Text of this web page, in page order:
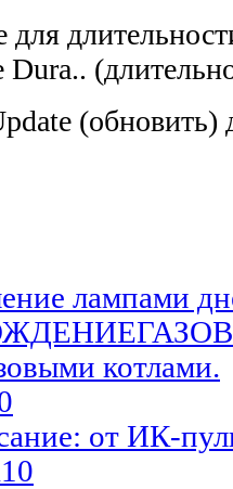
для
Dura..
(обновить)
лампами
котлами.
от ИК-